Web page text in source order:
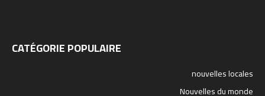
CATÉGORIE POPULAIRE
nouvelles locales
Nouvelles du monde